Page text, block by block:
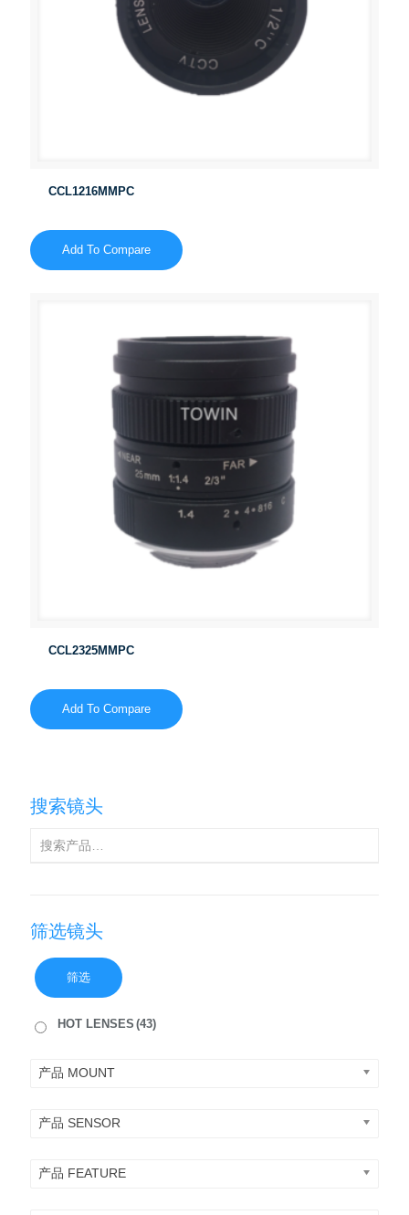
CCL1216MMPC
Add To Compare
CCL2325MMPC
Add To Compare
搜索镜头
筛选镜头
筛选
HOT LENSES (43)
产品 MOUNT
产品 SENSOR
产品 FEATURE